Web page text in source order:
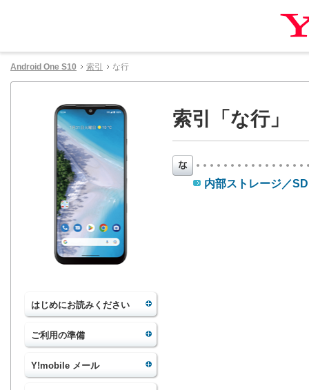
Android One S10 索引 な行
はじめにお読みください
ご利用の準備
Y!mobile メール
索引「な行」
内部ストレージ／